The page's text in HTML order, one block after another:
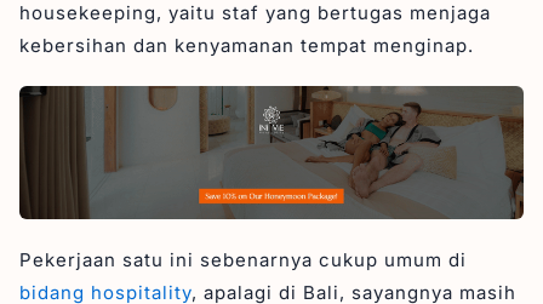
4. Pengawasan Kebersihan Area Umum
5. Laporan Kerusakan
Bagian-bagian Housekeeping
Kualifikasi untuk Menjadi Housekeeping
1. Keterampilan Dasar Kebersihan
2. Keterampilan Organisasi yang Baik
3. Kemampuan Bekerja di Bawah Tekanan
4. Kepribadian yang Rajin dan Teliti
housekeeping, yaitu staf yang bertugas menjaga
kebersihan dan kenyamanan tempat menginap.
Pekerjaan satu ini sebenarnya cukup umum di
bidang hospitality, apalagi di Bali, sayangnya masih